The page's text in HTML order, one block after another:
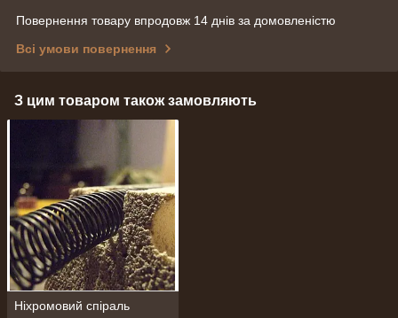
Повернення товару впродовж 14 днів за домовленістю
Всі умови повернення
З цим товаром також замовляють
Ніхромовий спіраль